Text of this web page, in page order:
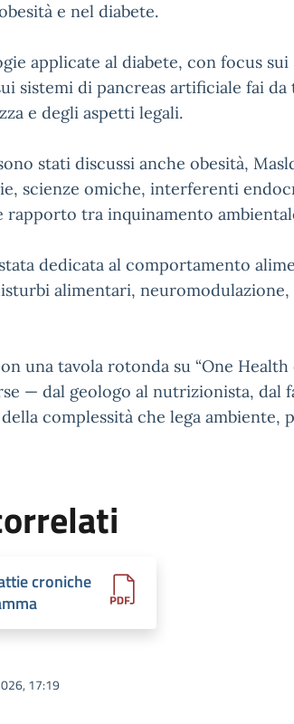
e nel diabete.
applicate al diabete, con focus
sistemi di pancreas artificiale fai
e degli aspetti legali.
stati discussi anche obesità,
scienze omiche, interferenti
rapporto tra inquinamento
dedicata al comportamento
alimentari,
una tavola rotonda su “One Health
— dal geologo al nutrizionista, dal
complessità che lega ambiente,
croniche
17:19